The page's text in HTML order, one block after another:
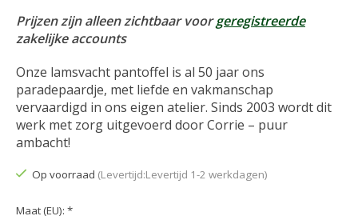
Prijzen zijn alleen zichtbaar voorgeregistreerde
zakelijke accounts
Onze lamsvacht pantoffel is al 50 jaar ons
paradepaardje, met liefde en vakmanschap
vervaardigd in ons eigen atelier. Sinds 2003 wordt dit
werk met zorg uitgevoerd door Corrie – puur
ambacht!
Op voorraad (Levertijd:Levertijd 1-2 werkdagen)
Maat (EU): *